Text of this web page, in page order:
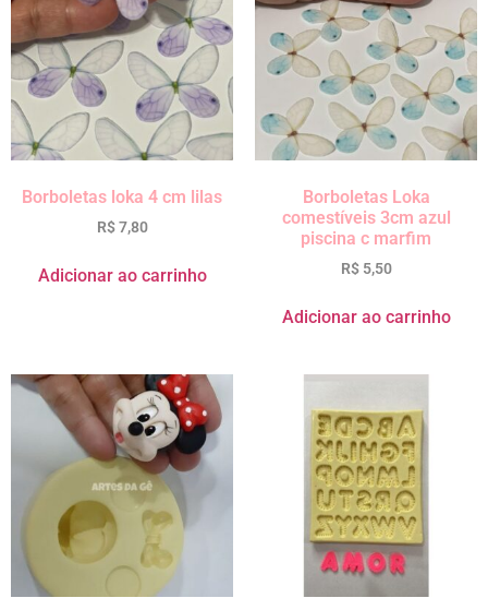
Borboletas loka 4 cm lilas
R$7,80
Adicionar ao carrinho
Borboletas Loka
comestíveis 3cm azul
piscina c marfim
R$5,50
Adicionar ao carrinho